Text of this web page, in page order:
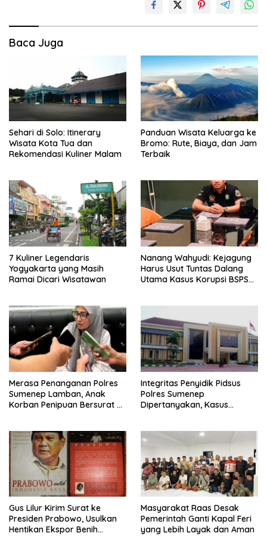
Baca Juga
Sehari di Solo: Itinerary
Wisata Kota Tua dan
Rekomendasi Kuliner Malam
Panduan Wisata Keluarga ke
Bromo: Rute, Biaya, dan Jam
Terbaik
7 Kuliner Legendaris
Yogyakarta yang Masih
Ramai Dicari Wisatawan
Nanang Wahyudi: Kejagung
Harus Usut Tuntas Dalang
Utama Kasus Korupsi BSPS
Merasa Penanganan Polres
Sumenep Lamban, Anak
Korban Penipuan Bersurat ke
Integritas Penyidik Pidsus
Polres Sumenep
Dipertanyakan, Kasus
Kepastian
Gus Lilur Kirim Surat ke
Presiden Prabowo, Usulkan
Hentikan Ekspor Benih
Masyarakat Raas Desak
Pemerintah Ganti Kapal Feri
yang Lebih Layak dan Aman